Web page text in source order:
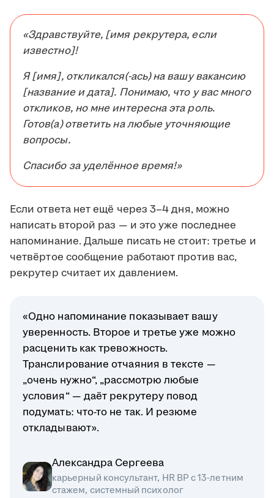
«Здравствуйте, [имя рекрутера, если
известно]!
Я [имя], откликался(-ась) на вашу вакансию
[название и дата]. Понимаю, что у вас много
откликов, но мне интересна эта роль.
Готов(а) ответить на любые уточняющие
вопросы.
Спасибо за уделённое время!»
Если ответа нет ещё через 3–4 дня, можно
написать второй раз — и это уже последнее
напоминание. Дальше писать не стоит: третье и
четвёртое сообщение работают против вас,
рекрутер считает их давлением.
«Одно напоминание показывает вашу
уверенность. Второе и третье уже можно
расценить как тревожность.
Транслирование отчаяния в тексте —
„очень нужно“, „рассмотрю любые
условия“ — даёт рекрутеру повод
подумать: что-то не так. И резюме
откладывают».
Александра Сергеева
карьерный консультант, HR BP с 13-летним
стажем, системный психолог